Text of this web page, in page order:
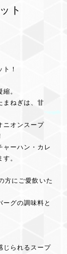
ト
！
。
まねぎは、甘
ニオンスープ
ャーハン・カレ
。
方にご愛飲いた
グの調味料と
じられるスープ